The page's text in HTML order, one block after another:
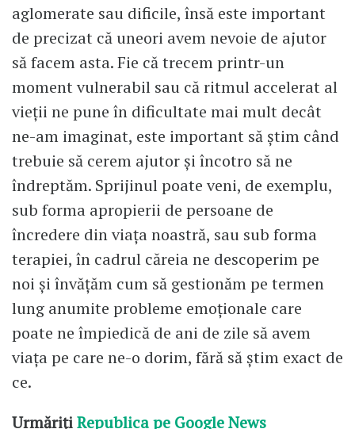
aglomerate sau dificile, însă este important
de precizat că uneori avem nevoie de ajutor
să facem asta. Fie că trecem printr-un
moment vulnerabil sau că ritmul accelerat al
vieții ne pune în dificultate mai mult decât
ne-am imaginat, este important să știm când
trebuie să cerem ajutor și încotro să ne
îndreptăm. Sprijinul poate veni, de exemplu,
sub forma apropierii de persoane de
încredere din viața noastră, sau sub forma
terapiei, în cadrul căreia ne descoperim pe
noi și învățăm cum să gestionăm pe termen
lung anumite probleme emoționale care
poate ne împiedică de ani de zile să avem
viața pe care ne-o dorim, fără să știm exact de
ce.
UrmărițiRepublica pe Google News